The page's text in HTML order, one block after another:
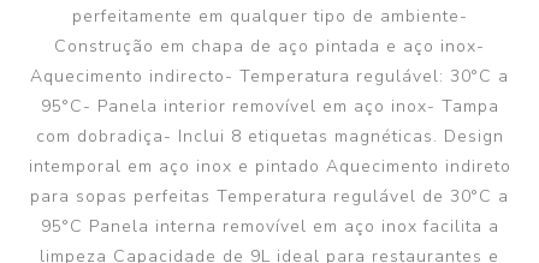
perfeitamente em qualquer tipo de ambiente-
Construção em chapa de aço pintada e aço inox-
Aquecimento indirecto- Temperatura regulável: 30°C a
95°C- Panela interior removível em aço inox- Tampa
com dobradiça- Inclui 8 etiquetas magnéticas. Design
intemporal em aço inox e pintado Aquecimento indireto
para sopas perfeitas Temperatura regulável de 30°C a
95°C Panela interna removível em aço inox facilita a
limpeza Capacidade de 9L ideal para restaurantes e